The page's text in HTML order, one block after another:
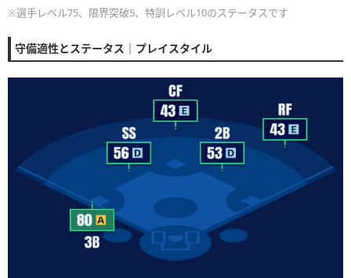
※選手レベル75、限界突破5、特訓レベル10のステータスです
守備適性とステータス｜プレイスタイル